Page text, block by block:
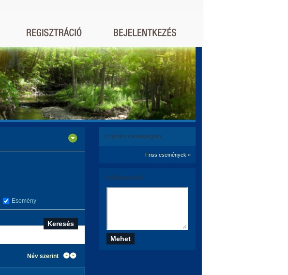
Esemény
Név szerint
Ez történt a közösségben:
Friss események »
Szólj hozzá te is!